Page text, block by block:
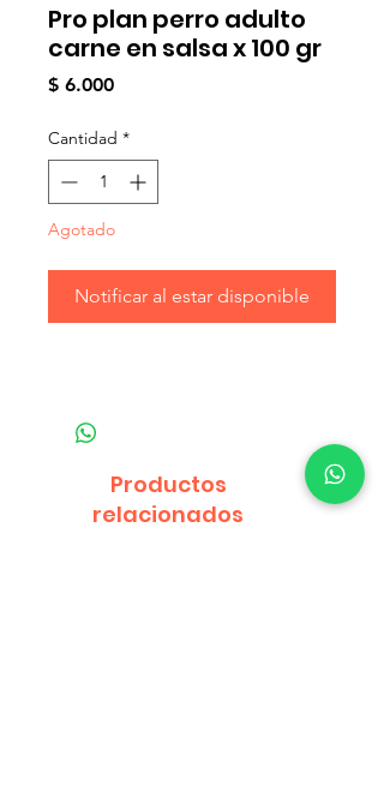
Pro plan perro adulto
carne en salsa x 100 gr
$ 6.000Precio
Cantidad *
Agotado
Notificar al estar disponible
Productos
relacionados